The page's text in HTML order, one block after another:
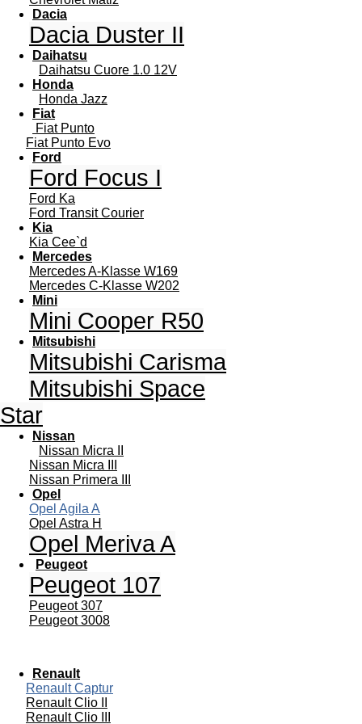
Dacia
Dacia Duster II
Daihatsu
Daihatsu Cuore 1.0 12V
Honda
Honda Jazz
Fiat
Fiat Punto
Fiat Punto Evo
Ford
Ford Focus I
Ford Ka
Ford Transit Courier
Kia
Kia Cee`d
Mercedes
Mercedes A-Klasse W169
Mercedes C-Klasse W202
Mini
Mini Cooper R50
Mitsubishi
Mitsubishi Carisma
Mitsubishi Space
Star
Nissan
Nissan Micra II
Nissan Micra III
Nissan Primera III
Opel
Opel Agila A
Opel Astra H
Opel Meriva A
Peugeot
Peugeot 107
Peugeot 307
Peugeot 3008
Renault
Renault Captur
Renault Clio II
Renault Clio III